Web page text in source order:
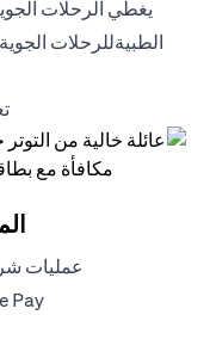
يغطي الرحلات
الطبيةللرحلات
عمليات
Pay